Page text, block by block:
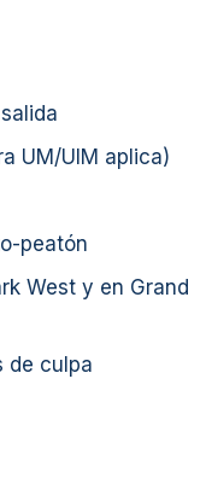
UM/UIM aplica)
peatón
West y en Grand
de culpa